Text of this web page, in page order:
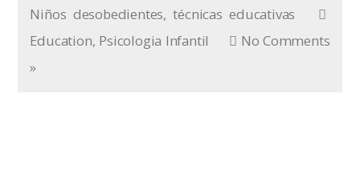
Niños desobedientes,técnicas educativas
Education, Psicologia Infantil
No Comments
»